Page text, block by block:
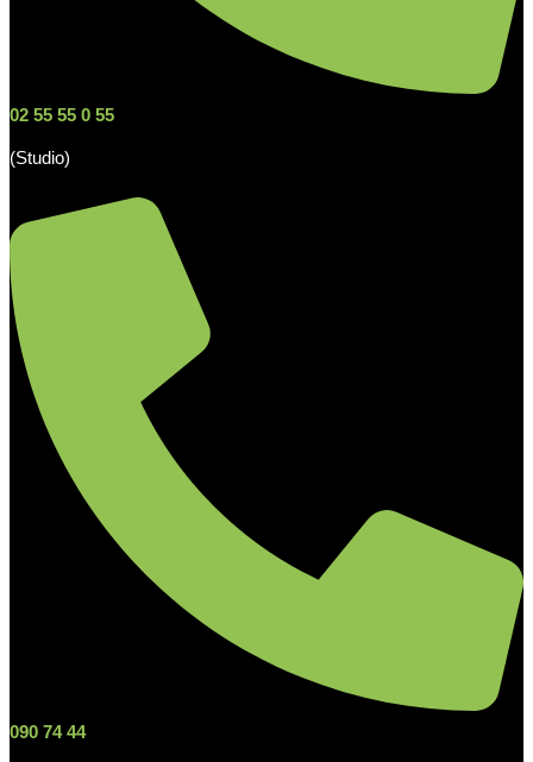
02 55 55 0 55
(Studio)
090 74 44